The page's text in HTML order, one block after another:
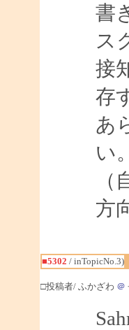
書
ス
接
存
あ
い。
方
■5302 / inTopicNo.3)
□投稿者/ ふかざわ ＠